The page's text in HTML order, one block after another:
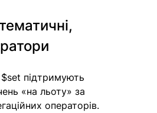
підтримують
«на льоту» за
операторів.